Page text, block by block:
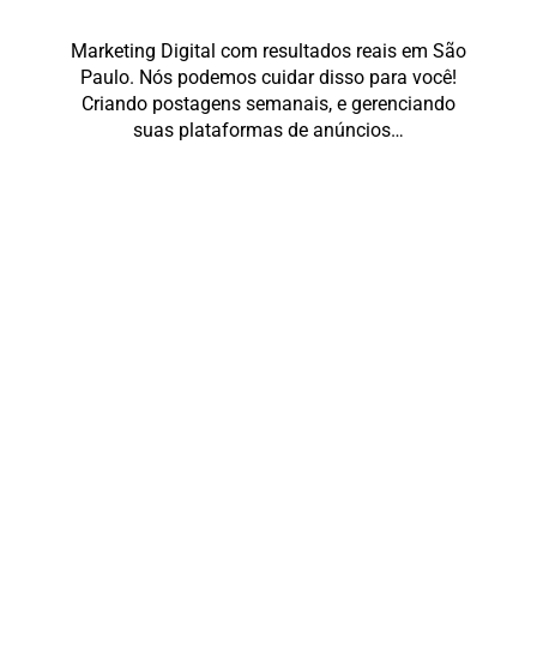
Marketing Digital com resultados reais em São
Paulo. Nós podemos cuidar disso para você!
Criando postagens semanais, e gerenciando
suas plataformas de anúncios…